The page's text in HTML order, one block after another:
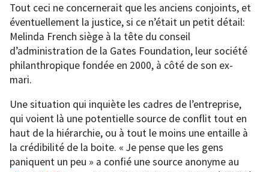
Tout ceci ne concernerait que les anciens conjoints, et
éventuellement la justice, si ce n’était un petit détail:
Melinda French siège à la tête du conseil
d’administration de la Gates Foundation, leur société
philanthropique fondée en 2000, à côté de son ex-
mari.
Une situation qui inquiète les cadres de l’entreprise,
qui voient là une potentielle source de conflit tout en
haut de la hiérarchie, ou à tout le moins une entaille à
la crédibilité de la boite. « Je pense que les gens
paniquent un peu » a confié une source anonyme au